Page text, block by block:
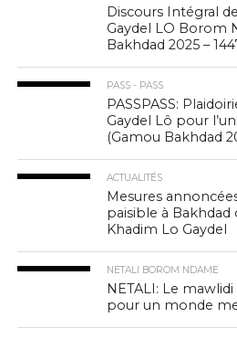
Discours Intégral
Gaydel LO Borom
Bakhdad 2025 –
PASS - PASS
PASSPASS:
Gaydel Lô pour
(Gamou Bakhdad
ACTUALITÉS
Mesures
paisible à Bakhdad
Khadim Lo Gaydel
NETALI BOROM NDAME
NETALI: Le
pour un monde